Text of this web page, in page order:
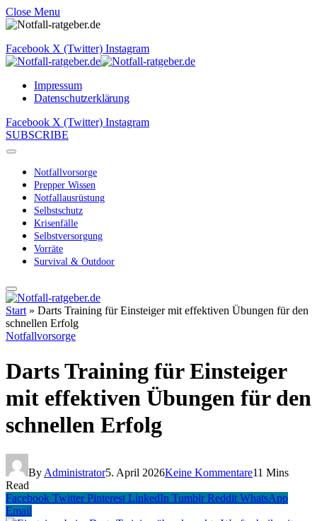
Close Menu
Facebook X (Twitter) Instagram
Impressum
Datenschutzerklärung
Facebook X (Twitter) Instagram
SUBSCRIBE
Notfallvorsorge
Prepper Wissen
Notfallausrüstung
Selbstschutz
Krisenfälle
Selbstversorgung
Vorräte
Survival & Outdoor
Start » Darts Training für Einsteiger mit effektiven Übungen für den
schnellen Erfolg
Notfallvorsorge
Darts Training für Einsteiger
mit effektiven Übungen für den
schnellen Erfolg
By Administrator5. April 2026Keine Kommentare11 Mins
Read
Facebook Twitter Pinterest LinkedIn Tumblr Reddit WhatsApp
Email